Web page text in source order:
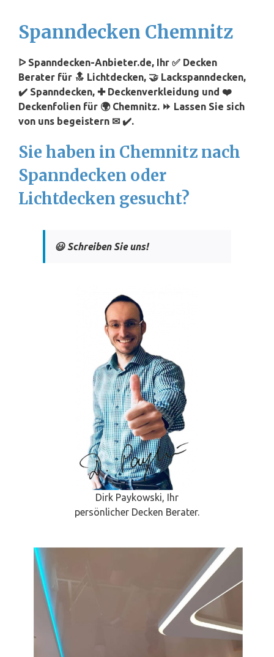
Spanndecken Chemnitz
ᐅ Spanndecken-Anbieter.de, Ihr ✅ Decken
Berater für 🔝 Lichtdecken, 🤝 Lackspanndecken,
✔️ Spanndecken, ✚ Deckenverkleidung und ❤️
Deckenfolien für 🌍 Chemnitz. ⏩ Lassen Sie sich
von uns begeistern ✉ ✔️.
Sie haben in Chemnitz nach
Spanndecken oder
Lichtdecken gesucht?
😃 Schreiben Sie uns!
Dirk Paykowski, Ihr
persönlicher Decken Berater.